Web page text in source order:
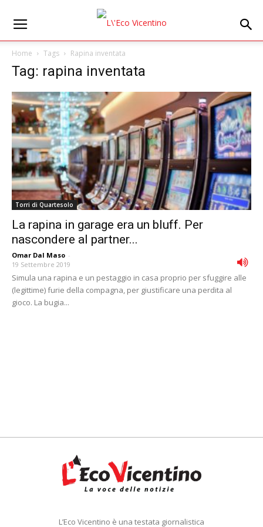
Home Tags Rapina inventata
Tag: rapina inventata
Torri di Quartesolo
La rapina in garage era un bluff. Per
nascondere al partner...
Omar Dal Maso -
19 Settembre 2019
Simula una rapina e un pestaggio in casa proprio per sfuggire alle
(legittime) furie della compagna, per giustificare una perdita al
gioco. La bugia...
L’Eco Vicentino è una testata giornalistica